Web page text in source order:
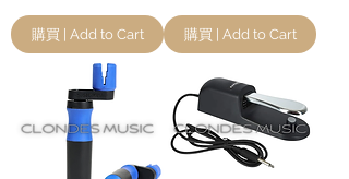
購買 | Add to Cart 購買 | Add to Cart